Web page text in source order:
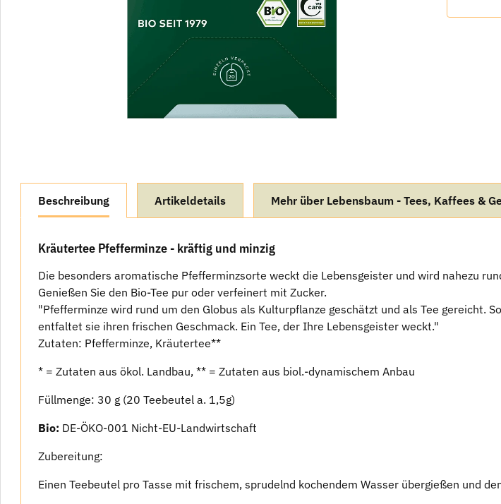
Beschreibung Artikeldetails Mehr über Lebensbaum - Tees, Kaffees &
Kräutertee Pfefferminze - kräftig und minzig
Die besonders aromatische Pfefferminzsorte weckt die Lebensgeister und wird nahezu
Genießen Sie den Bio-Tee pur oder verfeinert mit Zucker.
"Pfefferminze wird rund um den Globus als Kulturpflanze geschätzt und als Tee gereicht.
entfaltet sie ihren frischen Geschmack. Ein Tee, der Ihre Lebensgeister weckt."
Zutaten: Pfefferminze, Kräutertee**
* = Zutaten aus ökol. Landbau, ** = Zutaten aus biol.-dynamischem Anbau
Füllmenge: 30 g (20 Teebeutel a. 1,5g)
Bio: DE-ÖKO-001 Nicht-EU-Landwirtschaft
Zubereitung:
Einen Teebeutel pro Tasse mit frischem, sprudelnd kochendem Wasser übergießen und